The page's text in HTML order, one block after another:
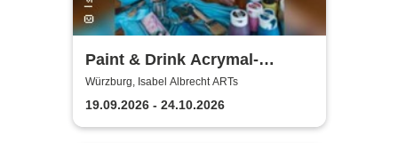
Paint & Drink Acrymal-
Workshop | Isabel Albrecht
ARTs
Würzburg, Isabel Albrecht ARTs
19.09.2026 - 24.10.2026